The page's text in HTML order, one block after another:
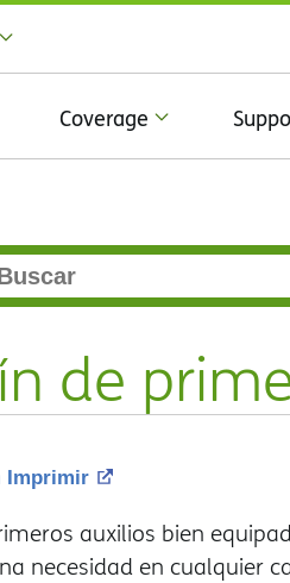
Coverage
de
Imprimir
auxilios bien
necesidad en cualquier